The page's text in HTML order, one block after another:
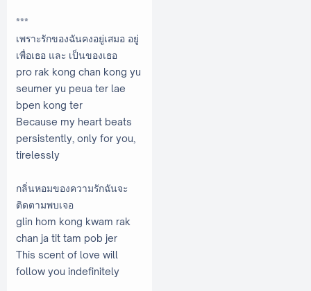
***
เพราะรักของฉันคงอยู่เสมอ อยู่
เพื่อเธอ และ เป็นของเธอ
pro rak kong chan kong yu
seumer yu peua ter lae
bpen kong ter
Because my heart beats
persistently, only for you,
tirelessly
กลิ่นหอมของความรักฉันจะ
ติดตามพบเจอ
glin hom kong kwam rak
chan ja tit tam pob jer
This scent of love will
follow you indefinitely